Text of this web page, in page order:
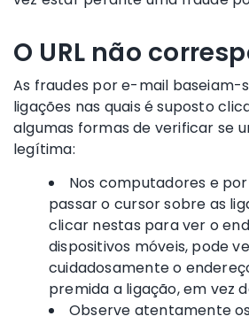
O URL não
As fraudes por e-mail baseiam-
ligações nas quais é suposto
algumas formas de verificar se
legítima:
Nos computadores e
passar o cursor sobre as
clicar nestas para ver o
dispositivos móveis, pode
cuidadosamente o
premida a ligação, em vez
Observe atentamente